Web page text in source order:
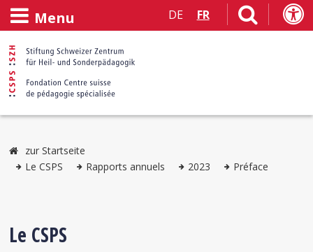
Menu DE FR
zur Startseite
Le CSPS
Rapports annuels 2023 Préface
Le CSPS